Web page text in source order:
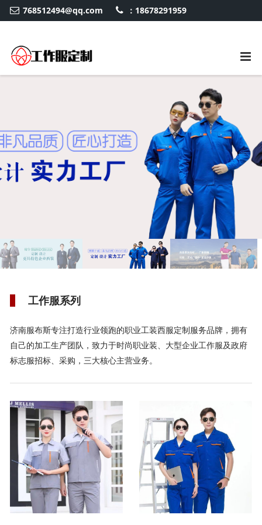
768512494@qq.com ：18678291959
工作服系列
济南服布斯专注打造行业领跑的职业工装西服定制服务品牌，拥有
自己的加工生产团队，致力于时尚职业装、大型企业工作服及政府
标志服招标、采购，三大核心主营业务。